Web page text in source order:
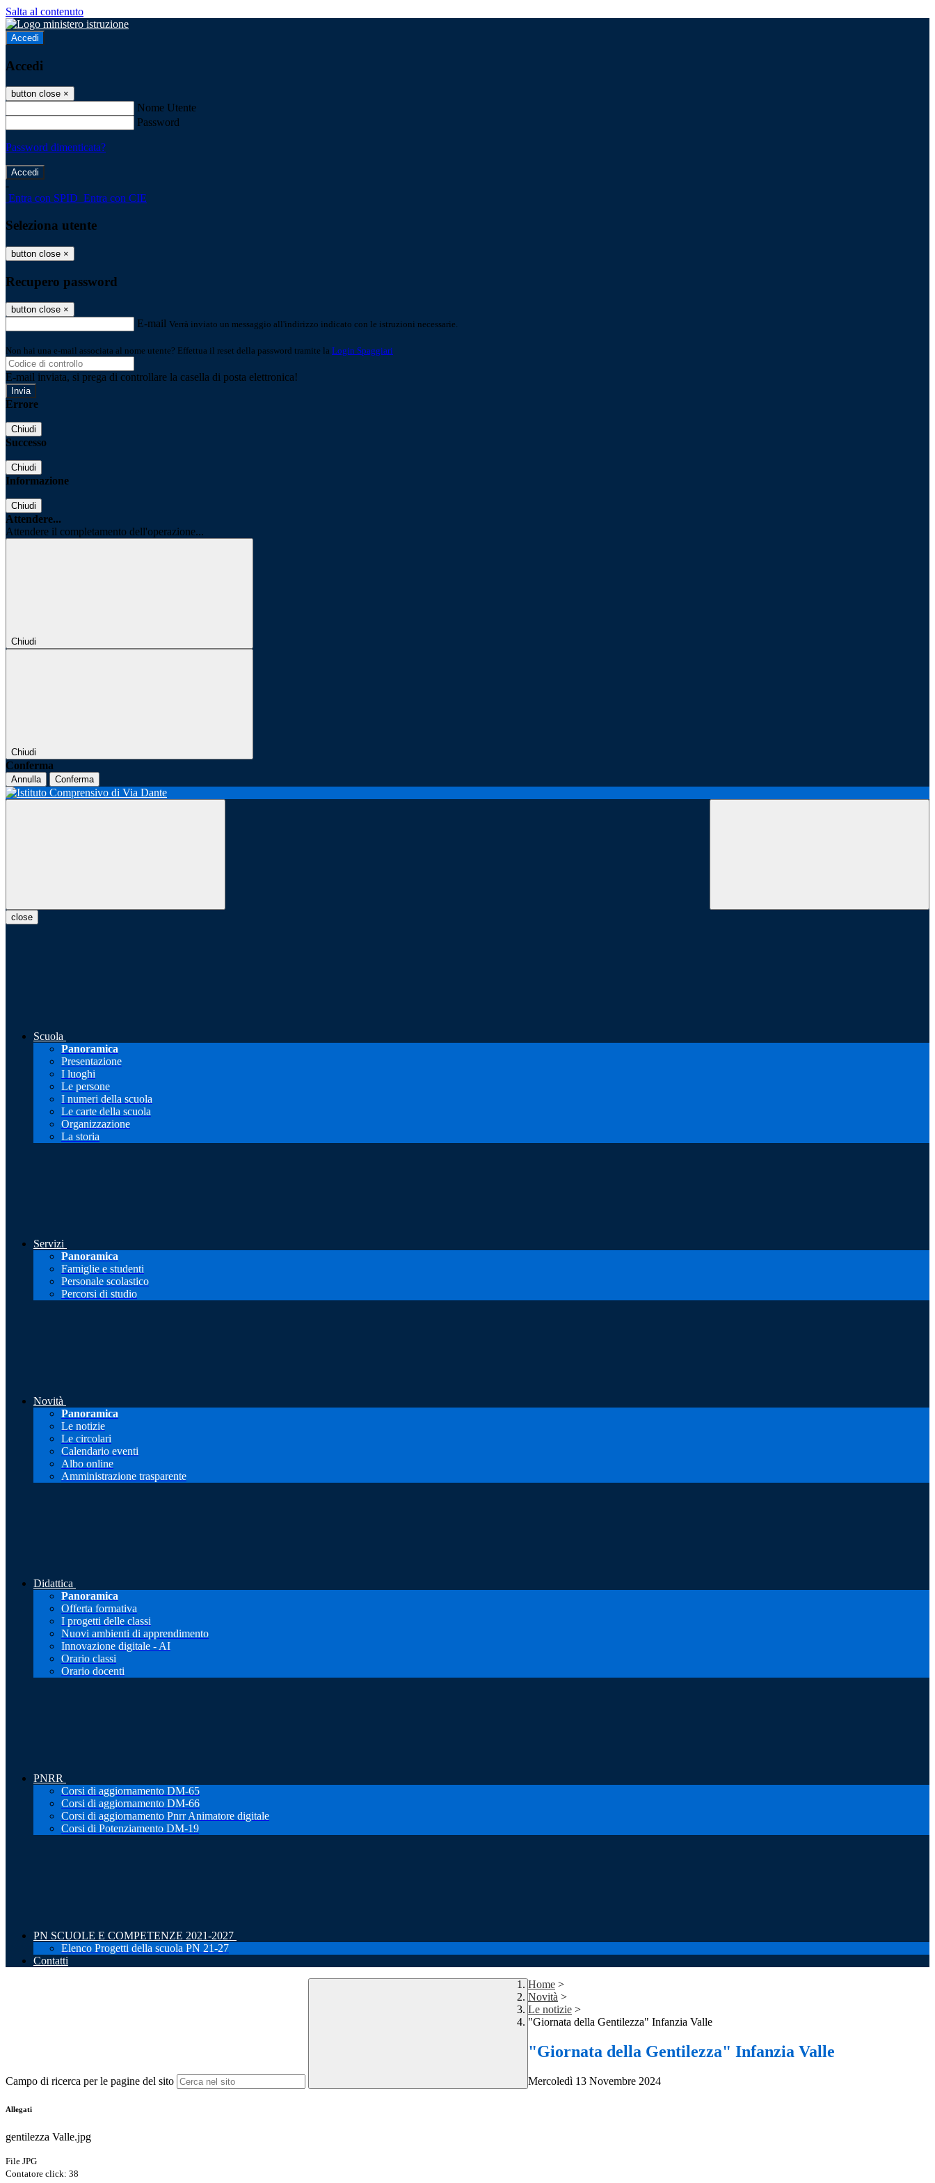
Salta al contenuto
Accedi
Accedi
button close ×
Nome Utente
Password
Password dimenticata?
-
Entra con SPID Entra con CIE
Seleziona utente
button close ×
Recupero password
button close ×
E-mail Verrà inviato un messaggio all'indirizzo indicato con le istruzioni necessarie.
Non hai una e-mail associata al nome utente? Effettua il reset della password tramite la Login Spaggiari
E-mail inviata, si prega di controllare la casella di posta elettronica!
Errore
Chiudi
Successo
Chiudi
Informazione
Chiudi
Attendere...
Attendere il completamento dell'operazione...
Chiudi
Chiudi
Conferma
Annulla Conferma
close
Scuola
Panoramica
Presentazione
I luoghi
Le persone
I numeri della scuola
Le carte della scuola
Organizzazione
La storia
Servizi
Panoramica
Famiglie e studenti
Personale scolastico
Percorsi di studio
Novità
Panoramica
Le notizie
Le circolari
Calendario eventi
Albo online
Amministrazione trasparente
Didattica
Panoramica
Offerta formativa
I progetti delle classi
Nuovi ambienti di apprendimento
Innovazione digitale - AI
Orario classi
Orario docenti
PNRR
Corsi di aggiornamento DM-65
Corsi di aggiornamento DM-66
Corsi di aggiornamento Pnrr Animatore digitale
Corsi di Potenziamento DM-19
PN SCUOLE E COMPETENZE 2021-2027
Elenco Progetti della scuola PN 21-27
Contatti
Campo di ricerca per le pagine del sito
Home >
Novità >
Le notizie >
"Giornata della Gentilezza" Infanzia Valle
"Giornata della Gentilezza" Infanzia Valle
Mercoledì 13 Novembre 2024
Allegati
gentilezza Valle.jpg
File JPG
Contatore click: 38